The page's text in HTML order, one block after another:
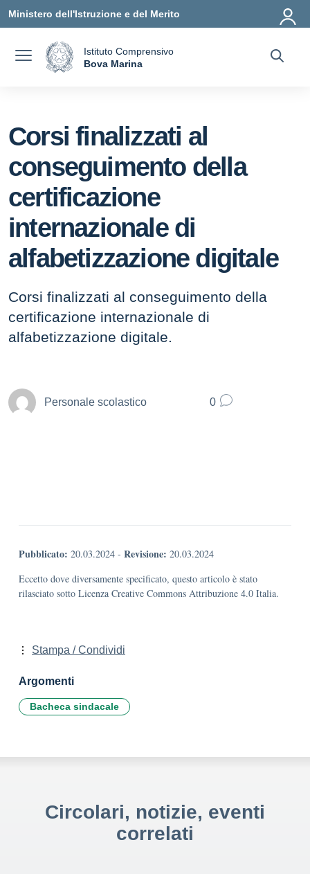
Ministero dell'Istruzione e del Merito
Istituto Comprensivo
Bova Marina
Corsi finalizzati al
conseguimento della
certificazione
internazionale di
alfabetizzazione digitale
Corsi finalizzati al conseguimento della
certificazione internazionale di
alfabetizzazione digitale.
Personale scolastico 0
Pubblicato: 20.03.2024 - Revisione: 20.03.2024
Eccetto dove diversamente specificato, questo articolo è stato
rilasciato sotto Licenza Creative Commons Attribuzione 4.0 Italia.
Stampa / Condividi
Argomenti
Bacheca sindacale
Circolari, notizie, eventi
correlati